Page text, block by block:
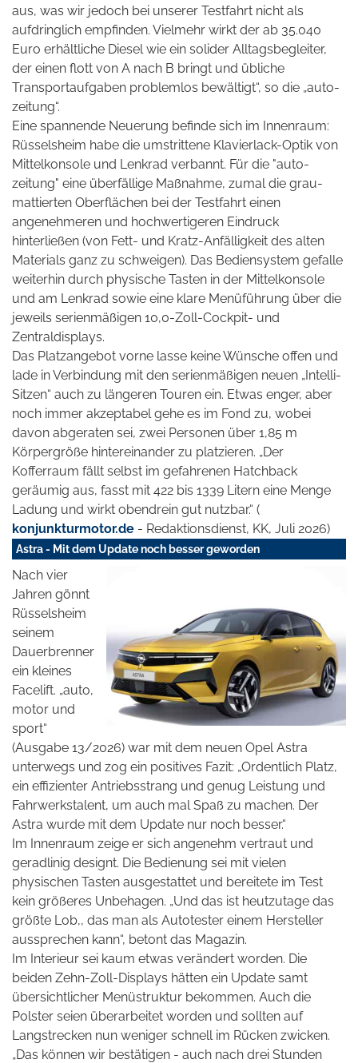
aus, was wir jedoch bei unserer Testfahrt nicht als
aufdringlich empfinden. Vielmehr wirkt der ab 35.040
Euro erhältliche Diesel wie ein solider Alltagsbegleiter,
der einen flott von A nach B bringt und übliche
Transportaufgaben problemlos bewältigt“, so die „auto-
zeitung“.
Eine spannende Neuerung befinde sich im Innenraum:
Rüsselsheim habe die umstrittene Klavierlack-Optik von
Mittelkonsole und Lenkrad verbannt. Für die "auto-
zeitung" eine überfällige Maßnahme, zumal die grau-
mattierten Oberflächen bei der Testfahrt einen
angenehmeren und hochwertigeren Eindruck
hinterließen (von Fett- und Kratz-Anfälligkeit des alten
Materials ganz zu schweigen). Das Bediensystem gefalle
weiterhin durch physische Tasten in der Mittelkonsole
und am Lenkrad sowie eine klare Menüführung über die
jeweils serienmäßigen 10,0-Zoll-Cockpit- und
Zentraldisplays.
Das Platzangebot vorne lasse keine Wünsche offen und
lade in Verbindung mit den serienmäßigen neuen „Intelli-
Sitzen“ auch zu längeren Touren ein. Etwas enger, aber
noch immer akzeptabel gehe es im Fond zu, wobei
davon abgeraten sei, zwei Personen über 1,85 m
Körpergröße hintereinander zu platzieren. „Der
Kofferraum fällt selbst im gefahrenen Hatchback
geräumig aus, fasst mit 422 bis 1339 Litern eine Menge
Ladung und wirkt obendrein gut nutzbar.“ (
konjunkturmotor.de - Redaktionsdienst, KK, Juli 2026)
Astra - Mit dem Update noch besser geworden
Nach vier
Jahren gönnt
Rüsselsheim
seinem
Dauerbrenner
ein kleines
Facelift. „auto,
motor und
sport“
(Ausgabe 13/2026) war mit dem neuen Opel Astra
unterwegs und zog ein positives Fazit: „Ordentlich Platz,
ein effizienter Antriebsstrang und genug Leistung und
Fahrwerkstalent, um auch mal Spaß zu machen. Der
Astra wurde mit dem Update nur noch besser.“
Im Innenraum zeige er sich angenehm vertraut und
geradlinig designt. Die Bedienung sei mit vielen
physischen Tasten ausgestattet und bereitete im Test
kein größeres Unbehagen. „Und das ist heutzutage das
größte Lob,, das man als Autotester einem Hersteller
aussprechen kann“, betont das Magazin.
Im Interieur sei kaum etwas verändert worden. Die
beiden Zehn-Zoll-Displays hätten ein Update samt
übersichtlicher Menüstruktur bekommen. Auch die
Polster seien überarbeitet worden und sollten auf
Langstrecken nun weniger schnell im Rücken zwicken.
„Das können wir bestätigen - auch nach drei Stunden